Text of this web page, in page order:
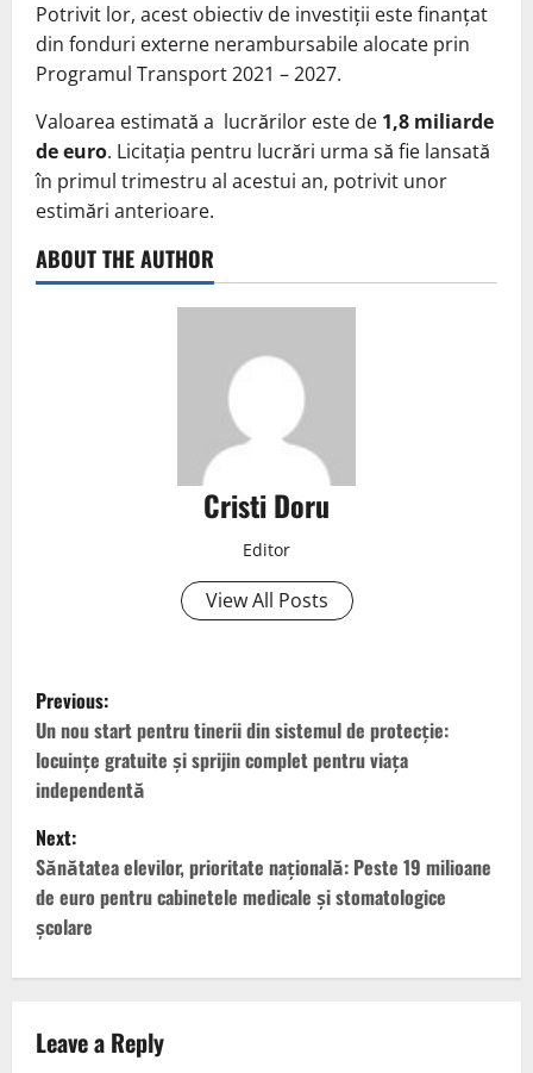
Potrivit lor, acest obiectiv de investiții este finanțat
din fonduri externe nerambursabile alocate prin
Programul Transport 2021 – 2027.
Valoarea estimată a lucrărilor este de 1,8 miliarde
de euro. Licitația pentru lucrări urma să fie lansată
în primul trimestru al acestui an, potrivit unor
estimări anterioare.
ABOUT THE AUTHOR
Cristi Doru
Editor
View All Posts
Previous:
Un nou start pentru tinerii din sistemul de protecție:
locuințe gratuite și sprijin complet pentru viața
independentă
Next:
Sănătatea elevilor, prioritate națională: Peste 19 milioane
de euro pentru cabinetele medicale și stomatologice
școlare
Leave a Reply